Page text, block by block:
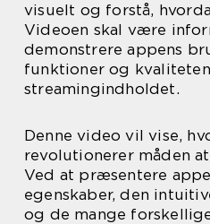
visuelt og forstå,
Videoen skal være
demonstrere appens
funktioner og
streamingindholdet.
Denne video vil vise,
revolutionerer måden
Ved at præsentere
egenskaber, den
og de mange